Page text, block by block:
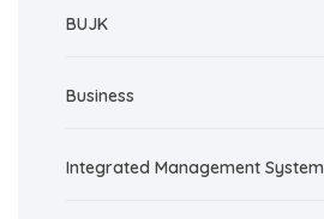
BUJK
Business
Integrated Management System